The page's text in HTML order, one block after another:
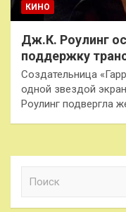
КИНО
Дж.К. Роулинг
поддержку
Создательница
одной звездой
Роулинг подвергла